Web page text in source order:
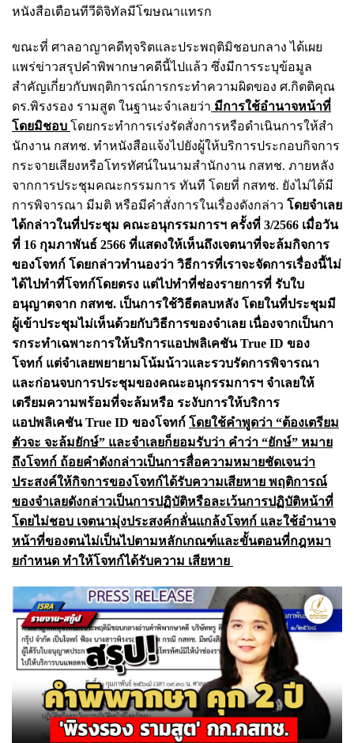
หนังสือเตือนทีวีดิจิทัลมีโฆษณาแทรก
ขณะที่ ศาลอาญาคดีทุจริตและประพฤติมิชอบกลาง ได้เผย
แพร่ข่าวสรุปคำพิพากษาคดีนี้ไปแล้ว ซึ่งมีการระบุข้อมูล
สำคัญเกี่ยวกับพฤติการณ์การกระทำความผิดของ ศ.กิตติคุณ
ดร.พิรงรอง รามสูต ในฐานะจำเลยว่า มีการใช้อํานาจหน้าที่
โดยมิชอบ โดยกระทําการเร่งรัดสั่งการหรือดําเนินการให้สํา
นักงาน กสทช. ทําหนังสือแจ้งไปยังผู้ให้บริการประกอบกิจการ
กระจายเสียงหรือโทรทัศน์ในนามสํานักงาน กสทช. ภายหลัง
จากการประชุมคณะกรรมการ ทันที โดยที่ กสทช. ยังไม่ได้มี
การพิจารณา มีมติ หรือมีคําสั่งการในเรื่องดังกล่าว โดยจําเลย
ได้กล่าวในที่ประชุม คณะอนุกรรมการฯ ครั้งที่ 3/2566 เมื่อวัน
ที่ 16 กุมภาพันธ์ 2566 ที่แสดงให้เห็นถึงเจตนาที่จะล้มกิจการ
ของโจทก์ โดยกล่าวทํานองว่า วิธีการที่เราจะจัดการเรื่องนี้ไม่
ได้ไปทําที่โจทก์โดยตรง แต่ไปทําที่ช่องรายการที่ รับใบ
อนุญาตจาก กสทช. เป็นการใช้วิธีตลบหลัง โดยในที่ประชุมมี
ผู้เข้าประชุมไม่เห็นด้วยกับวิธีการของจําเลย เนื่องจากเป็นกา
รกระทําเฉพาะการให้บริการแอปพลิเคชัน True ID ของ
โจทก์ แต่จําเลยพยายามโน้มน้าวและรวบรัดการพิจารณา
และก่อนจบการประชุมของคณะอนุกรรมการฯ จําเลยให้
เตรียมความพร้อมที่จะล้มหรือ ระงับการให้บริการ
แอปพลิเคชัน True ID ของโจทก์ โดยใช้คําพูดว่า “ต้องเตรียม
ตัวจะ จะล้มยักษ์” และจําเลยก็ยอมรับว่า คําว่า “ยักษ์” หมาย
ถึงโจทก์ ถ้อยคําดังกล่าวเป็นการสื่อความหมายชัดเจนว่า
ประสงค์ให้กิจการของโจทก์ได้รับความเสียหาย พฤติการณ์
ของจําเลยดังกล่าวเป็นการปฏิบัติหรือละเว้นการปฏิบัติหน้าที่
โดยไม่ชอบ เจตนามุ่งประสงค์กลั่นแกล้งโจทก์ และใช้อํานาจ
หน้าที่ของตนไม่เป็นไปตามหลักเกณฑ์และขั้นตอนที่กฎหมา
ยกําหนด ทําให้โจทก์ได้รับความ เสียหาย